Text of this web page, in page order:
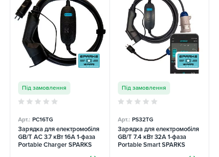
Під замовлення
Арт.: PC16TG
Зарядка для електромобіля
GB/T AC 3.7 кВт 16A 1-фаза
Portable Charger SPARKS
Під замовлення
Арт.: PS32TG
Зарядка для електромобіля
GB/T 7.4 кВт 32A 1-фаза
Portable Smart SPARKS